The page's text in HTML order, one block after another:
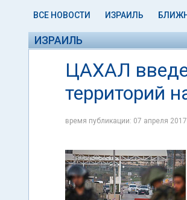
ВСЕ НОВОСТИ ИЗРАИЛЬ
ИЗРАИЛЬ
ЦАХАЛ
территорий
время публикации: 07 апреля